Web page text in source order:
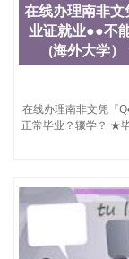
在线办理南非
业证就业●●不
(海外大学
在线办理南非文凭『
正常毕业？辍学？ ★